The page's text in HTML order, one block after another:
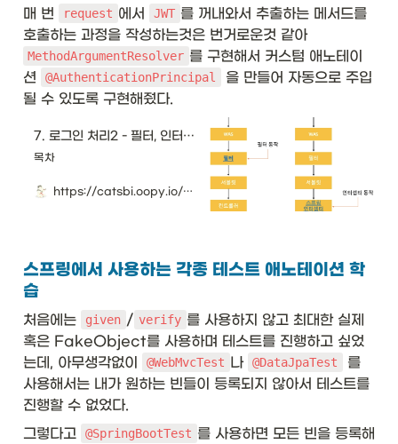
매 번 request 에서 JWT 를 꺼내와서 추출하는 메서드를
호출하는 과정을 작성하는것은 번거로운것 같아
MethodArgumentResolver 를 구현해서 커스텀 애노테이
션
@AuthenticationPrincipal
을 만들어 자동으로 주입
될 수 있도록 구현해줬다.
7. 로그인 처리2 - 필터, 인터셉터
목차
https://catsbi.oopy.io/9ed2ec2b-b8f3-43f7-99fa-32f69f059171#4773b50d-b174-4aaf-b51e-ed7a6c85ef99
스프링에서 사용하는 각종 테스트 애노테이션 학
습
처음에는 given / verify 를 사용하지 않고 최대한 실제
혹은 FakeObject를 사용하며 테스트를 진행하고 싶었
는데, 아무생각없이
@WebMvcTest 나 @DataJpaTest
를
사용해서는 내가 원하는 빈들이 등록되지 않아서 테스트를
진행할 수 없었다.
그렇다고
@SpringBootTest 를 사용하면 모든 빈을 등록해